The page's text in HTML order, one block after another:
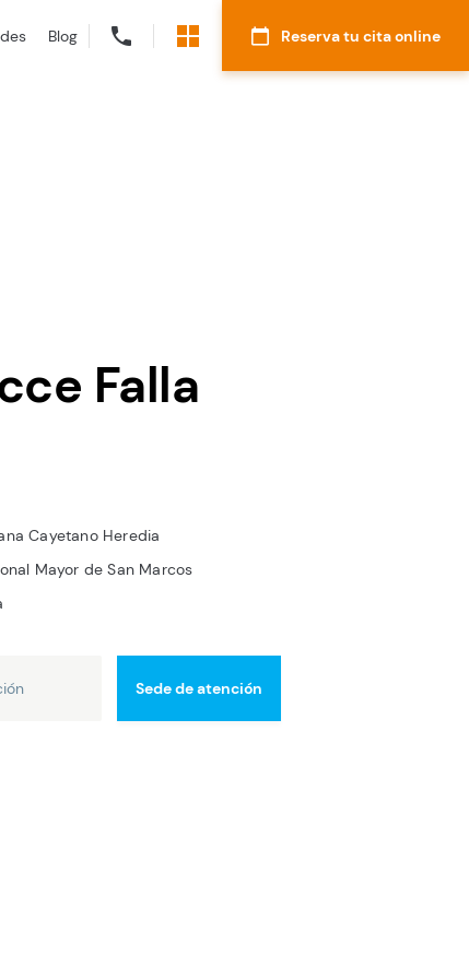
Blog Reserva tu cita online
Falla
Cayetano Heredia
Mayor de San Marcos
Sede de atención